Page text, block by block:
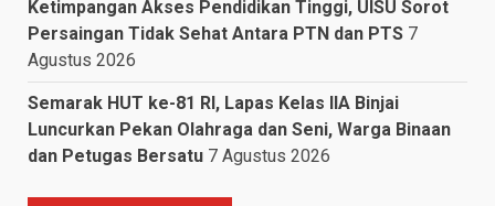
Ketimpangan Akses Pendidikan Tinggi, UISU Sorot
Persaingan Tidak Sehat Antara PTN dan PTS 7
Agustus 2026
Semarak HUT ke-81 RI, Lapas Kelas IIA Binjai
Luncurkan Pekan Olahraga dan Seni, Warga Binaan
dan Petugas Bersatu 7 Agustus 2026